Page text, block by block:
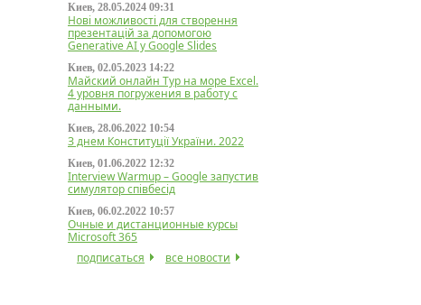
Киев, 28.05.2024 09:31
Нові можливості для створення
презентацій за допомогою
Generative AI у Google Slides
Киев, 02.05.2023 14:22
Майский онлайн Тур на море Excel.
4 уровня погружения в работу с
данными.
Киев, 28.06.2022 10:54
З днем Конституції України. 2022
Киев, 01.06.2022 12:32
Interview Warmup – Google запустив
симулятор співбесід
Киев, 06.02.2022 10:57
Очные и дистанционные курсы
Microsoft 365
подписаться
все новости